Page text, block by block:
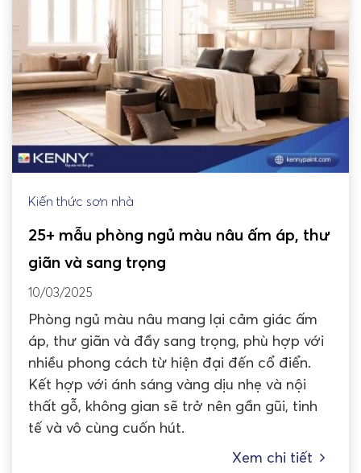
Kiến thức sơn nhà
25+ mẫu phòng ngủ màu nâu ấm áp, thư
giãn và sang trọng
10/03/2025
Phòng ngủ màu nâu mang lại cảm giác ấm
áp, thư giãn và đầy sang trọng, phù hợp với
nhiều phong cách từ hiện đại đến cổ điển.
Kết hợp với ánh sáng vàng dịu nhẹ và nội
thất gỗ, không gian sẽ trở nên gần gũi, tinh
tế và vô cùng cuốn hút.
Xem chi tiết